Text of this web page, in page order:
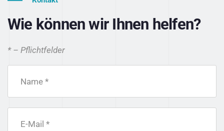
Wie können wir Ihnen helfen?
* – Pflichtfelder
Name *
E-Mail *